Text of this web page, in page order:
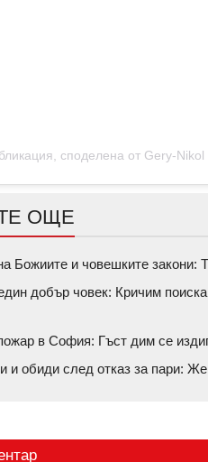
споделена от Gery-
ОЩЕ
Божиите и човешките закони:
добър човек: Кричим
в София: Гъст дим се
и обиди след отказ за пари: